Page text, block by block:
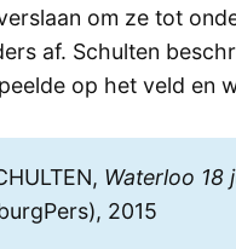
om ze tot
af. Schulten
op het veld en
Waterloo 18
2015